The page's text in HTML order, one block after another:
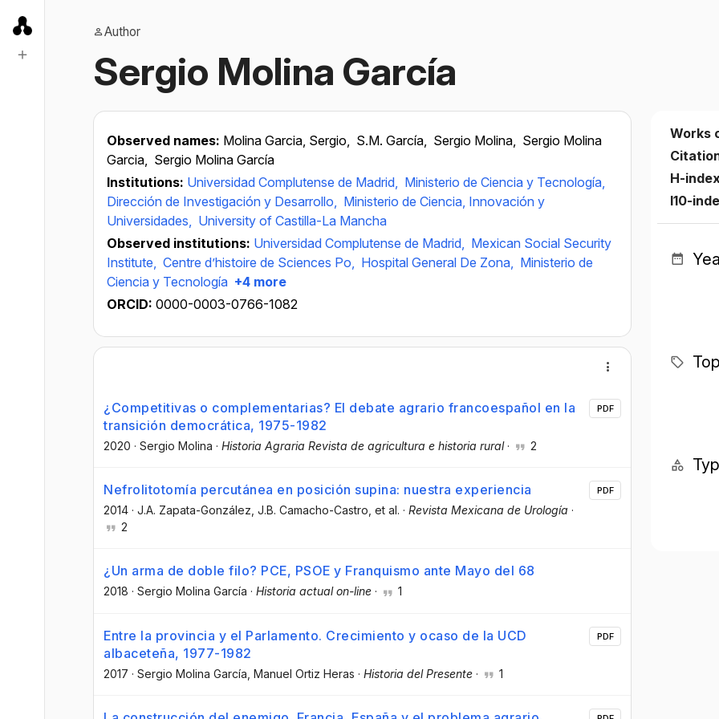
Author
Sergio Molina García
Observed names: Molina Garcia, Sergio, S.M. García, Sergio Molina, Sergio Molina
Garcia, Sergio Molina García
Institutions: Universidad Complutense de Madrid, Ministerio de Ciencia y Tecnología,
Dirección de Investigación y Desarrollo, Ministerio de Ciencia, Innovación y
Universidades, University of Castilla-La Mancha
Observed institutions: Universidad Complutense de Madrid, Mexican Social Security
Institute, Centre d’histoire de Sciences Po, Hospital General De Zona, Ministerio de
Ciencia y Tecnología +4 more
ORCID: 0000-0003-0766-1082
¿Competitivas o complementarias? El debate agrario francoespañol en la
transición democrática, 1975-1982
2020 · Sergio Molina · Historia Agraria Revista de agricultura e historia rural· 2
PDF
Nefrolitotomía percutánea en posición supina: nuestra experiencia
2014 · J.A. Zapata-González , J.B. Camacho-Castro , et al. · Revista Mexicana de Urología ·
2
PDF
¿Un arma de doble filo? PCE, PSOE y Franquismo ante Mayo del 68
2018 · Sergio Molina García · Historia actual on-line · 1
Entre la provincia y el Parlamento. Crecimiento y ocaso de la UCD
albaceteña, 1977-1982
2017 · Sergio Molina García , Manuel Ortiz Heras · Historia del Presente · 1
PDF
Works
H-
I10-